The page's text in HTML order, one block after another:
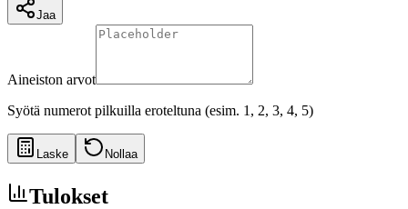
Jaa
Aineiston arvot
Syötä numerot pilkuilla eroteltuna (esim. 1, 2, 3, 4, 5)
Laske Nollaa
Tulokset